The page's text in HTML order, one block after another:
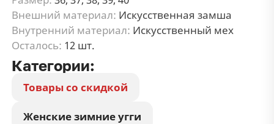
Внешний материал: Искусственная замша
Внутренний материал: Искусственный мех
Осталось: 12 шт.
Категории:
Товары со скидкой
Женские зимние угги